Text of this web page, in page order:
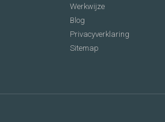
Werkwijze
Blog
Privacyverklaring
Sitemap